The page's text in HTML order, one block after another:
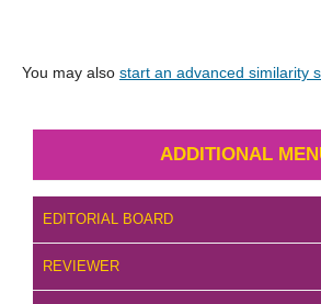
You may also start an advanced similarity
ADDITIONAL
EDITORIAL BOARD
REVIEWER